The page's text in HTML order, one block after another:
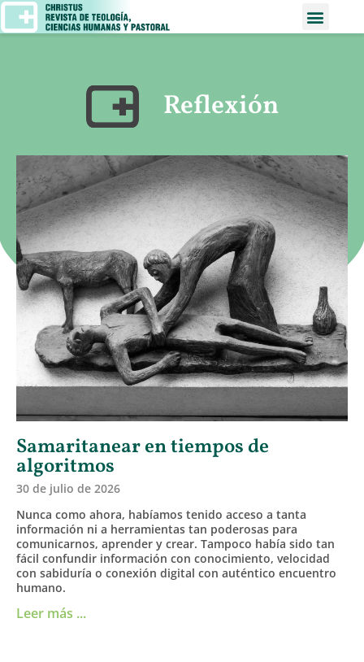
Reflexión
Samaritanear en tiempos de
algoritmos
30 de julio de 2026
Nunca como ahora, habíamos tenido acceso a tanta
información ni a herramientas tan poderosas para
comunicarnos, aprender y crear. Tampoco había sido tan
fácil confundir información con conocimiento, velocidad
con sabiduría o conexión digital con auténtico encuentro
humano.
Leer más ...